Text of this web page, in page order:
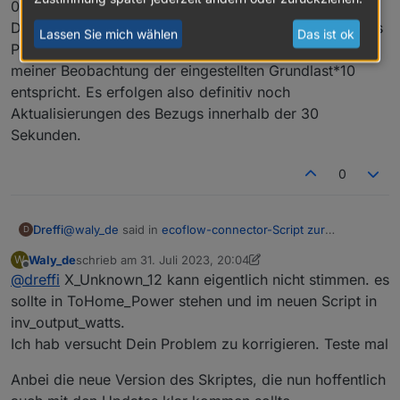
07:21:47 Einspeisesollwert: 87W
Der Einspeisesollwert ist das Objekt X_Unknown_12 des
Powerstream (alte Version des Scripts), was nach
meiner Beobachtung der eingestellten Grundlast*10
entspricht. Es erfolgen also definitiv noch
Aktualisierungen des Bezugs innerhalb der 30
Sekunden.
0
D Dreffi@waly_de said in ecoflow-connector-Script zur
@dreffi
Deine Schwankungen oben könnten damit zu tun
haben, dass der Wert, der im State das du unter
"SmartmeterID" konfiguriert hast zu träge ist.
Kannst Du bitte mal überprüfen, ob er sich
der AC-Leistung aktualisiert ?
Ich habe das mal genauer untersucht:
die Aktualisierung des Werts für Bezug hat in Home
(Einschalten des Verbrauchers bis Anzeige in Home
Assistant)
07:20:32 Bezug: 73W
07:20:32 Einspeisesollwert: 85W
W
Offline
Waly_deschrieb am 31. Juli 2023, 20:04
zuletzt editiert von Waly_de8. Jan. 2023, 10:00
@dreffi X_Unknown_12 kann eigentlich nicht stimmen. es
sollte in ToHome_Power stehen und im neuen Script in
inv_output_watts.
Ich hab versucht Dein Problem zu korrigieren. Teste mal
Anbei die neue Version des Skriptes, die nun hoffentlich
Lassen Sie mich wählen Das ist ok